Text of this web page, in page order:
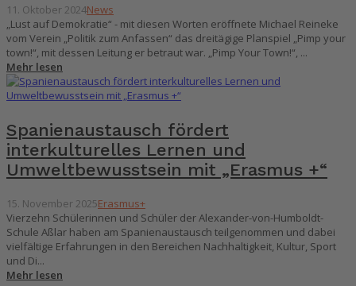
11. Oktober 2024News
„Lust auf Demokratie“ - mit diesen Worten eröffnete Michael Reineke
vom Verein „Politik zum Anfassen“ das dreitägige Planspiel „Pimp your
town!“, mit dessen Leitung er betraut war. „Pimp Your Town!“, ...
Mehr lesen
Spanienaustausch fördert
interkulturelles Lernen und
Umweltbewusstsein mit „Erasmus +“
15. November 2025Erasmus+
Vierzehn Schülerinnen und Schüler der Alexander-von-Humboldt-
Schule Aßlar haben am Spanienaustausch teilgenommen und dabei
vielfältige Erfahrungen in den Bereichen Nachhaltigkeit, Kultur, Sport
und Di...
Mehr lesen